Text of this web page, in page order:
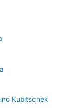
Kubitschek